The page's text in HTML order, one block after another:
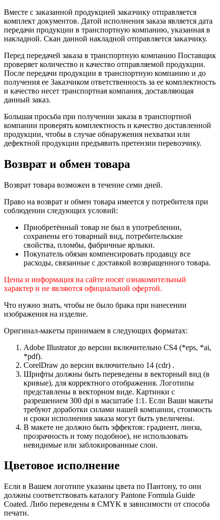
Вместе с заказанной продукцией заказчику отправляется
комплект документов. Датой исполнения заказа является дата
передачи продукции в транспортную компанию, указанная в
накладной. Скан данной накладной отправляется заказчику.
Перед передачей заказа в транспортную компанию Поставщик
проверяет количество и качество отправляемой продукции.
После передачи продукции в транспортную компанию и до
получения ее Заказчиком ответственность за ее комплектность
и качество несет транспортная компания, доставляющая
данный заказ.
Большая просьба при получении заказа в транспортной
компании проверять комплектность и качество доставленной
продукции, чтобы в случае обнаружения нехватки или
дефектной продукции предъявить претензии перевозчику.
Возврат и обмен товара
Возврат товара возможен в течение семи дней.
Право на возврат и обмен товара имеется у потребителя при
соблюдении следующих условий:
Приобретённый товар не был в употреблении,
сохранены его товарный вид, потребительские
свойства, пломбы, фабричные ярлыки.
Покупатель обязан компенсировать продавцу все
расходы, связанные с доставкой возвращенного товара.
Цены и информация на сайте носят ознакомительный
характер и не являются официальной офертой.
Что нужно знать, чтобы не было брака при нанесении
изображения на изделие.
Оригинал-макеты принимаем в следующих форматах:
Adobe Illustrator до версии включительно CS4 (*eps, *ai,
*pdf).
CorelDraw до версии включительно 14 (cdr) .
Шрифты должны быть переведены в векторный вид (в
кривые), для корректного отображения. Логотипы
представлены в векторном виде. Картинки с
разрешением 300 dpi в масштабе 1:1. Если Ваши макеты
требуют доработки силами нашей компании, стоимость
и сроки исполнения заказа могут быть увеличены.
В макете не должно быть эффектов: градиент, линза,
прозрачность и тому подобное), не использовать
невидимые или заблокированные слои.
Цветовое исполнение
Если в Вашем логотипе указаны цвета по Пантону, то они
должны соответствовать каталогу Pantone Formula Guide
Coated. Либо переведены в CMYK в зависимости от способа
печати.